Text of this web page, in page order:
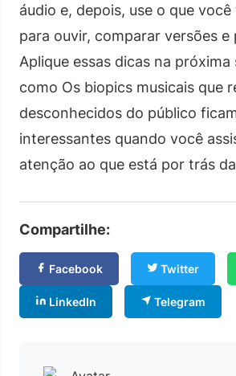
áudio e, depois, use o que
para ouvir, comparar versões e
Aplique essas dicas na próxima
como Os biopics musicais que
desconhecidos do público
interessantes quando você
atenção ao que está por trás
Compartilhe:
Facebook Twitter
LinkedIn Telegram